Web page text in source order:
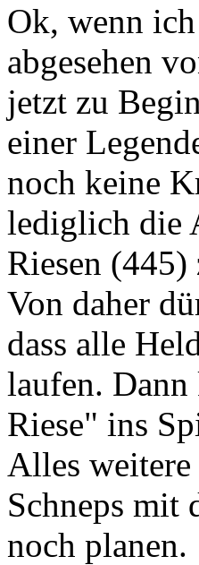
Ok, wenn
abgesehen
jetzt zu
einer
noch keine
lediglich die
Riesen (445)
Von daher
dass alle
laufen.
Riese" ins
Alles
Schneps mit
noch planen.